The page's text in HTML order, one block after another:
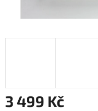
3 499 Kč